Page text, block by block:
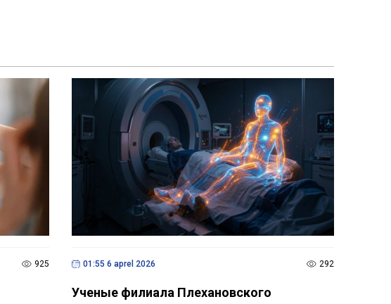
925 01:55 6 aprel 2026 292
Ученые филиала Плехановского